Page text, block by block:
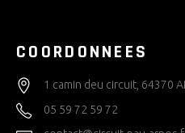
COORDONNEES
1 camin deu circuit, 64370
05 59 72 59 72